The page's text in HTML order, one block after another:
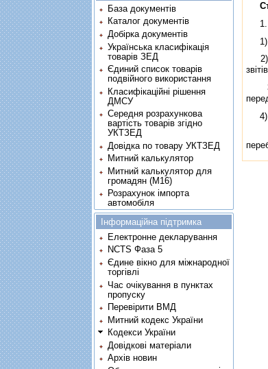
1.
1)
2)
3)
4)
5)
База документів
Каталог документів
Добірка документів
Українська класифікація
товарів ЗЕД
Єдиний список товарів
подвійного використання
Класифікаційні рішення
ДМСУ
Середня розрахункова
вартість товарів згідно
УКТЗЕД
Довідка по товару УКТЗЕД
Митний калькулятор
Митний калькулятор для
громадян (М16)
Розрахунок імпорта
автомобіля
Інформаційна підтримка
Електронне декларування
NCTS Фаза 5
Єдине вікно для міжнародної
торгівлі
Час очікування в пунктах
пропуску
Перевірити ВМД
Митний кодекс України
Кодекси України
Довідкові матеріали
Архів новин